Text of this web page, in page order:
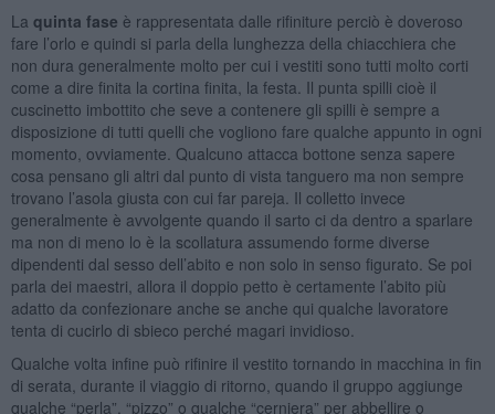
La quinta fase è rappresentata dalle rifiniture perciò è doveroso
fare l’orlo e quindi si parla della lunghezza della chiacchiera che
non dura generalmente molto per cui i vestiti sono tutti molto corti
come a dire finita la cortina finita, la festa. Il punta spilli cioè il
cuscinetto imbottito che seve a contenere gli spilli è sempre a
disposizione di tutti quelli che vogliono fare qualche appunto in ogni
momento, ovviamente. Qualcuno attacca bottone senza sapere
cosa pensano gli altri dal punto di vista tanguero ma non sempre
trovano l’asola giusta con cui far pareja. Il colletto invece
generalmente è avvolgente quando il sarto ci da dentro a sparlare
ma non di meno lo è la scollatura assumendo forme diverse
dipendenti dal sesso dell’abito e non solo in senso figurato. Se poi
parla dei maestri, allora il doppio petto è certamente l’abito più
adatto da confezionare anche se anche qui qualche lavoratore
tenta di cucirlo di sbieco perché magari invidioso.
Qualche volta infine può rifinire il vestito tornando in macchina in fin
di serata, durante il viaggio di ritorno, quando il gruppo aggiunge
qualche “perla”, “pizzo” o qualche “cerniera” per abbellire o